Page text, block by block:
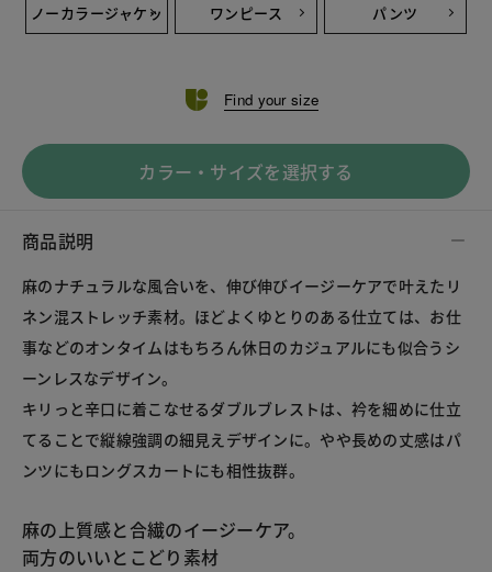
ノーカラージャケッ ワンピース パンツ
Find your size
カラー・サイズを選択する
商品説明
麻のナチュラルな風合いを、伸び伸びイージーケアで叶えたリ
ネン混ストレッチ素材。ほどよくゆとりのある仕立ては、お仕
事などのオンタイムはもちろん休日のカジュアルにも似合うシ
ーンレスなデザイン。
キリっと辛口に着こなせるダブルブレストは、衿を細めに仕立
てることで縦線強調の細見えデザインに。やや長めの丈感はパ
ンツにもロングスカートにも相性抜群。
麻の上質感と合繊のイージーケア。
両方のいいとこどり素材